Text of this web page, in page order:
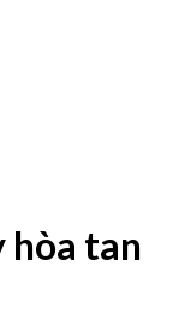
hòa tan